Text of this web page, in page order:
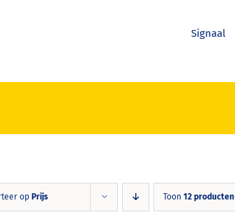
Signaal
op Prijs Toon12 producten